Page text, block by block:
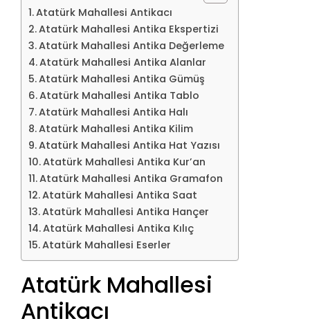
Atatürk Mahallesi Antikacı
Atatürk Mahallesi Antika Ekspertizi
Atatürk Mahallesi Antika Değerleme
Atatürk Mahallesi Antika Alanlar
Atatürk Mahallesi Antika Gümüş
Atatürk Mahallesi Antika Tablo
Atatürk Mahallesi Antika Halı
Atatürk Mahallesi Antika Kilim
Atatürk Mahallesi Antika Hat Yazısı
Atatürk Mahallesi Antika Kur’an
Atatürk Mahallesi Antika Gramafon
Atatürk Mahallesi Antika Saat
Atatürk Mahallesi Antika Hançer
Atatürk Mahallesi Antika Kılıç
Atatürk Mahallesi Eserler
Atatürk Mahallesi
Antikacı